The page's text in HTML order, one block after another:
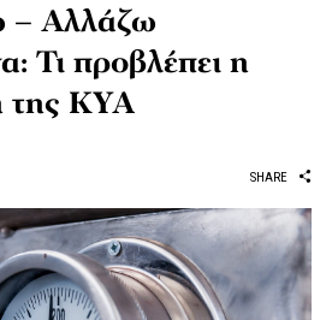
– Αλλάζω
Τι προβλέπει η
της ΚΥΑ
SHARE